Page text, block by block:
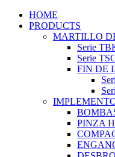
HOME
PRODUCTS
MARTILLO
Serie
Serie
FIN DE
PINZA